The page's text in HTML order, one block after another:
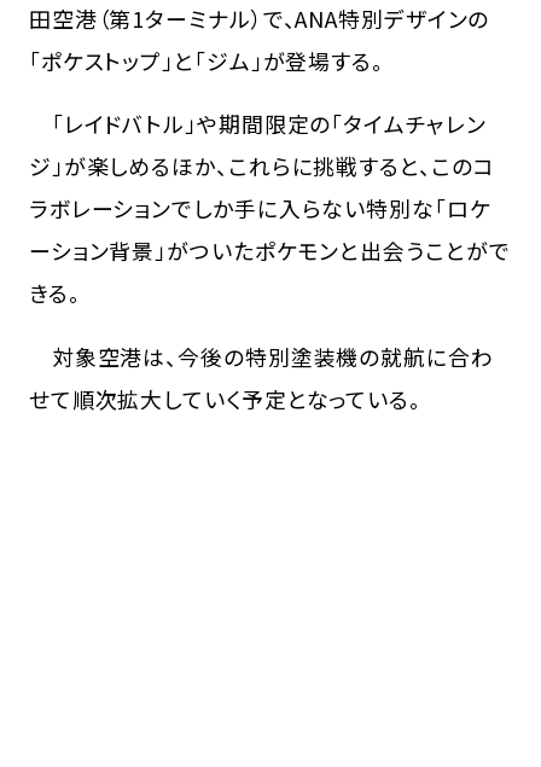
田空港（第1ターミナル）で、ANA特別デザインの
「ポケストップ」と「ジム」が登場する。
「レイドバトル」や期間限定の「タイムチャレン
ジ」が楽しめるほか、これらに挑戦すると、このコ
ラボレーションでしか手に入らない特別な「ロケ
ーション背景」がついたポケモンと出会うことがで
きる。
対象空港は、今後の特別塗装機の就航に合わ
せて順次拡大していく予定となっている。